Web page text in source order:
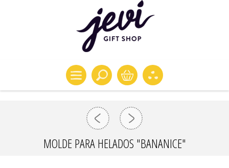
MOLDE PARA HELADOS "BANANICE"